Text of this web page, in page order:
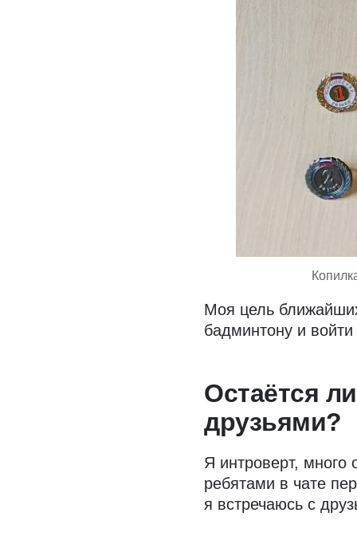
Моя цель
бадминтону и
Остаётся
друзьями?
Я интроверт, много
ребятами в чате
я встречаюсь с